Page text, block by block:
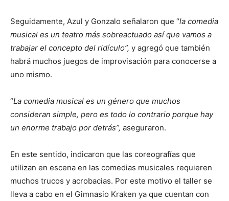
Seguidamente, Azul y Gonzalo señalaron que “la comedia
musical es un teatro más sobreactuado así que vamos a
trabajar el concepto del ridículo”, y agregó que también
habrá muchos juegos de improvisación para conocerse a
uno mismo.
“La comedia musical es un género que muchos
consideran simple, pero es todo lo contrario porque hay
un enorme trabajo por detrás”, aseguraron.
En este sentido, indicaron que las coreografías que
utilizan en escena en las comedias musicales requieren
muchos trucos y acrobacias. Por este motivo el taller se
lleva a cabo en el Gimnasio Kraken ya que cuentan con